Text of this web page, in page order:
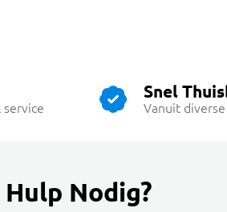
Snel
Vanuit
Hulp Nodig?